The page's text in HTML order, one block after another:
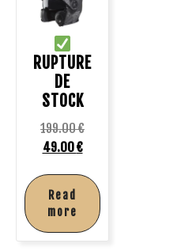
RUPTURE
DE
STOCK
199.00€
49.00€
Read
more